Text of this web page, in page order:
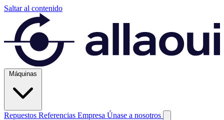
Saltar al contenido
Máquinas
Repuestos Referencias Empresa Únase a nosotros